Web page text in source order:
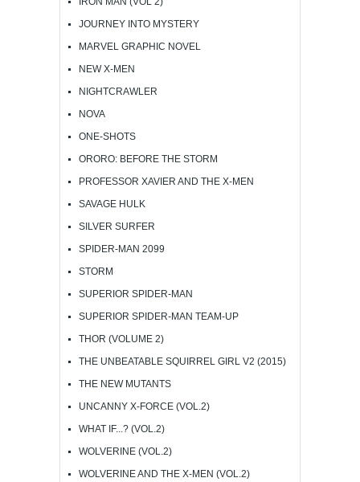
JOURNEY INTO MYSTERY
MARVEL GRAPHIC NOVEL
NEW X-MEN
NIGHTCRAWLER
NOVA
ONE-SHOTS
ORORO: BEFORE THE STORM
PROFESSOR XAVIER AND THE X-MEN
SAVAGE HULK
SILVER SURFER
SPIDER-MAN 2099
STORM
SUPERIOR SPIDER-MAN
SUPERIOR SPIDER-MAN TEAM-UP
THOR (VOLUME 2)
THE UNBEATABLE SQUIRREL GIRL V2 (2015)
THE NEW MUTANTS
UNCANNY X-FORCE (VOL.2)
WHAT IF...? (VOL.2)
WOLVERINE (VOL.2)
WOLVERINE AND THE X-MEN (VOL.2)